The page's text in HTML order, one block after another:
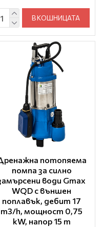
В КОШНИЦАТА
потопяема
помпа за силно
води Gmax
WQD с външен
поплавък, дебит 17
m3/h, мощност 0,75
kW, напор 15 m